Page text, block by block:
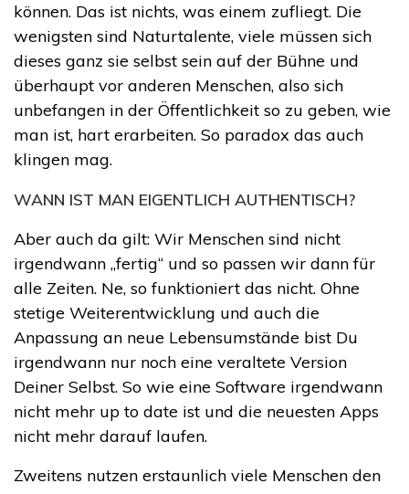
können. Das ist nichts, was einem zufliegt. Die
wenigsten sind Naturtalente, viele müssen sich
dieses ganz sie selbst sein auf der Bühne und
überhaupt vor anderen Menschen, also sich
unbefangen in der Öffentlichkeit so zu geben, wie
man ist, hart erarbeiten. So paradox das auch
klingen mag.
WANN IST MAN EIGENTLICH AUTHENTISCH?
Aber auch da gilt: Wir Menschen sind nicht
irgendwann „fertig“ und so passen wir dann für
alle Zeiten. Ne, so funktioniert das nicht. Ohne
stetige Weiterentwicklung und auch die
Anpassung an neue Lebensumstände bist Du
irgendwann nur noch eine veraltete Version
Deiner Selbst. So wie eine Software irgendwann
nicht mehr up to date ist und die neuesten Apps
nicht mehr darauf laufen.
Zweitens nutzen erstaunlich viele Menschen den